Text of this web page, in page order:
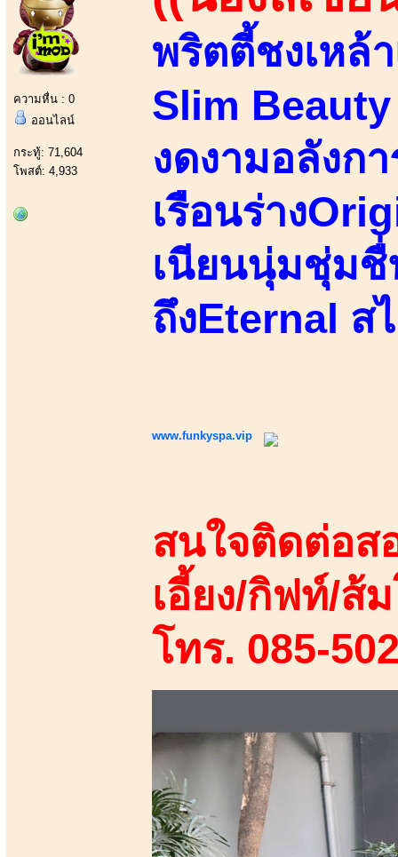
ความหื่น : 0
ออนไลน์
กระทู้: 71,604
โพสต์: 4,933
พริตตี้ชงเหล้
Slim
งดงามอลังก
เรือนร่าง
เนียนนุ่มชุ่มชื่
ถึงEternal ส
www.funkyspa.vip
สนใจติดต่อส
เอี้ยง/กิฟท์/ส้
โทร. 085-